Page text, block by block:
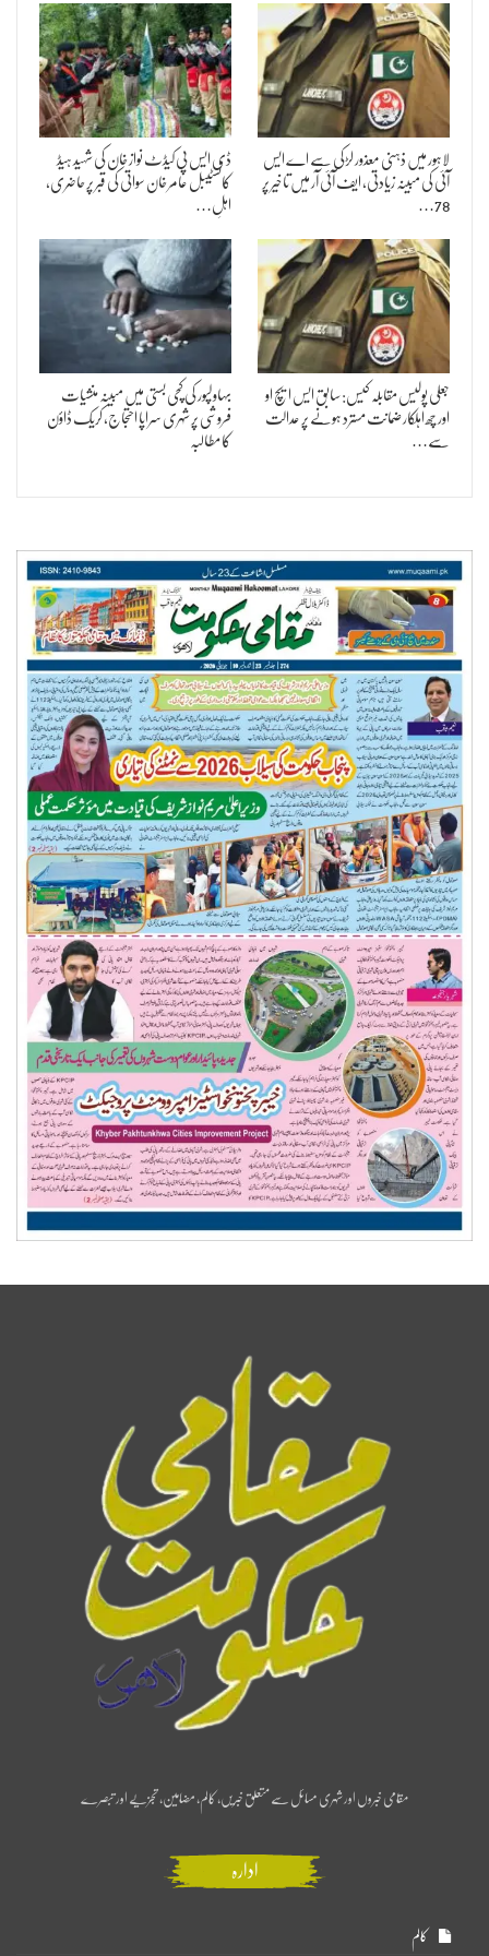
لاہور میں ذہنی معذور لڑکی سے اے ایس
آئی کی مبینہ زیادتی، ایف آئی آر میں تاخیر پر
78…
ڈی ایس پی کیڈٹ نواز خان کی شہید ہیڈ
کانسٹیبل عامر خان سواتی کی قبر پر حاضری،
اہلِ…
جعلی پولیس مقابلہ کیس: سابق ایس ایچ او
اور چھ اہلکار ضمانت مسترد ہونے پر عدالت
سے…
بہاولپور کی کچی بستی میں مبینہ منشیات
فروشی پر شہری سراپا احتجاج، کریک ڈاؤن
کا مطالبہ
مقامی خبروں اور شہری مسائل سے متعلق خبریں، کالم، مضامین، تجزیے اور تبصرے
ادارہ
کالم